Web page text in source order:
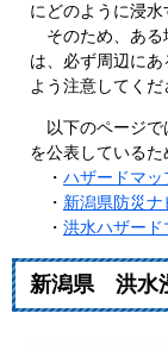
にどのように浸水
そのため、ある
は、必ず周辺に
よう注意してくだ
以下のページで
を公表しているた
・ ハザードマッ
・ 新潟県防災ナ
・ 洪水ハザード
新潟県 洪水